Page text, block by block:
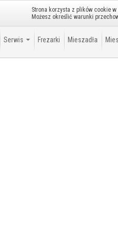
założyć konto.
Serwis Frezarki Mieszadła
Strona korzysta z plików cookie
Możesz określić warunki